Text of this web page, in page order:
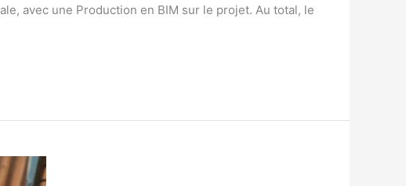
avec une Production en BIM sur le projet. Au total, le